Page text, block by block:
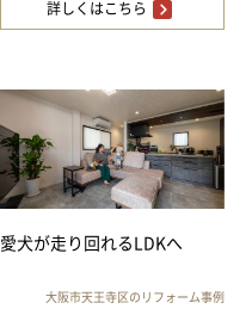
詳しくはこちら
愛犬が走り回れるLDKへ
大阪市天王寺区のリフォーム事例